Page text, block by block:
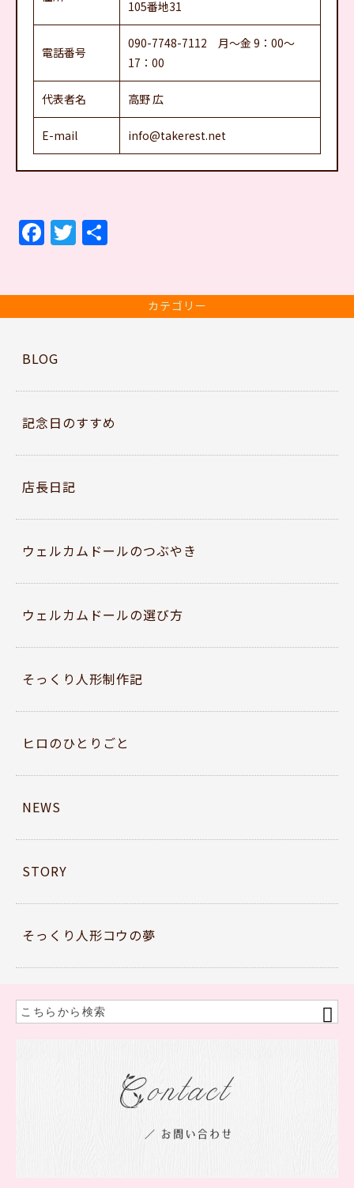
105番地31
電話番号
090-7748-7112 月～金 9：00～
17：00
代表者名 高野 広
E-mail info@takerest.net
F
e
o
o
k
T
er カテゴリー
BLOG
記念日のすすめ
店長日記
ウェルカムドールのつぶやき
ウェルカムドールの選び方
そっくり人形制作記
ヒロのひとりごと
NEWS
STORY
そっくり人形コウの夢